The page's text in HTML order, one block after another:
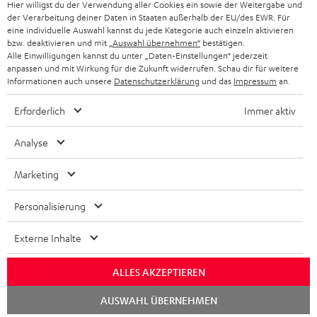
BLUETOOTH-KOPFHÖRER
STEREOANLAGEN
LAUTSPRECHER
ULTIMA-SERIE
IN-EAR-KOPFHÖRER
FANSHOP
NEUHEITEN
NEWSLETTER
STORES
DEINE VORTEILE BEI TEUFEL
UNSER MANAGEMENT
NACHHALTIGKEIT
UNSERE WERTE
BILDUNGSRABATT
BELGIEN
FRANKREICH
POLEN
SPANIEN
ITALIEN
Technische Änderungen, Tippfehler und Irrtum vorbehalten. Das auf unseren
Fotos abgebildete Zubehör ist nicht im Lieferumfang enthalten. Etwaige
Entsorgungsgebühren für Batterien sind im Preis inbegriffen.
Datenschutz Daten-Einstellungen
Vertrag widerrufen
Hier willigst du der Verwendung aller Cookies ein sowie der Weitergabe und
der Verarbeitung deiner Daten in Staaten außerhalb der EU/des EWR. Für
eine individuelle Auswahl kannst du jede Kategorie auch einzeln aktivieren
bzw. deaktivieren und mit „Auswahl übernehmen“ bestätigen.
Alle Einwilligungen kannst du unter „Daten-Einstellungen“ jederzeit
anpassen und mit Wirkung für die Zukunft widerrufen. Schau dir für weitere
Informationen auch unsere Datenschutzerklärung und das Impressum an.
Erforderlich Immer aktiv
Analyse
Marketing
Personalisierung
Externe Inhalte
ALLES AKZEPTIEREN
AUSWAHL ÜBERNEHMEN